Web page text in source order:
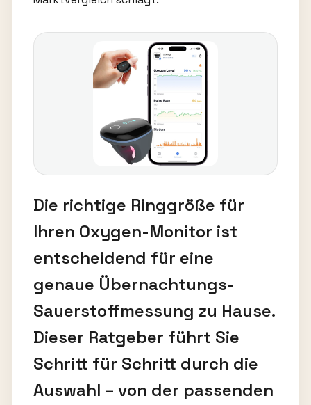
Die richtige Ringgröße für
Ihren Oxygen-Monitor ist
entscheidend für eine
genaue Übernachtungs-
Sauerstoffmessung zu Hause.
Dieser Ratgeber führt Sie
Schritt für Schritt durch die
Auswahl – von der passenden